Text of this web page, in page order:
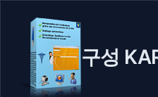
구성